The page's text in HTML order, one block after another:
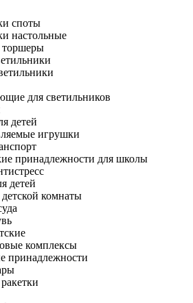
споты
настольные
для светильников
детей
игрушки
принадлежности для школы
детей
комнаты
комплексы
принадлежности